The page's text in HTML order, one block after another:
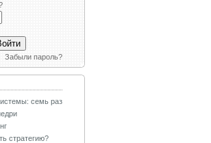
Забыли пароль?
семь раз
стратегию?